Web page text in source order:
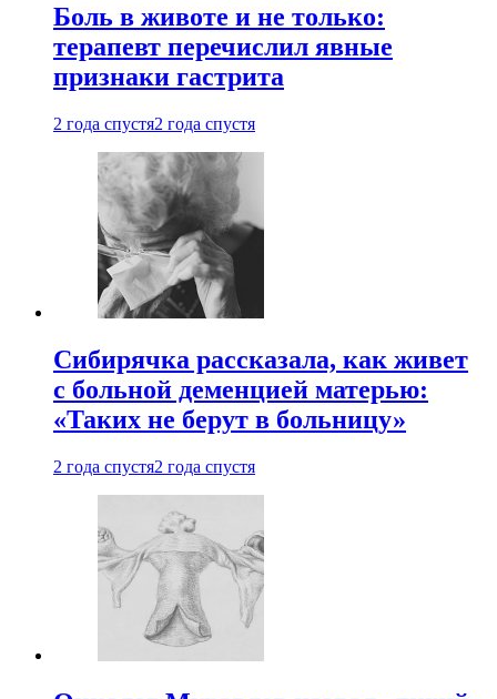
Боль в животе и не только:
терапевт перечислил явные
признаки гастрита
2 года спустя2 года спустя
Сибирячка рассказала, как живет
с больной деменцией матерью:
«Таких не берут в больницу»
2 года спустя2 года спустя